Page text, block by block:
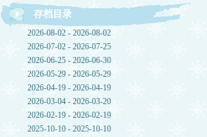
存档目录
2026-08-02 - 2026-08-02
2026-07-02 - 2026-07-25
2026-06-25 - 2026-06-30
2026-05-29 - 2026-05-29
2026-04-19 - 2026-04-19
2026-03-04 - 2026-03-20
2026-02-19 - 2026-02-19
2025-10-10 - 2025-10-10